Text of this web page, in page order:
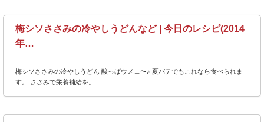
梅シソささみの冷やしうどんなど | 今日のレシピ(2014
年…
梅シソささみの冷やしうどん 酸っぱウメェ〜♪ 夏バテでもこれなら食べられま
す。 ささみで栄養補給を。 …